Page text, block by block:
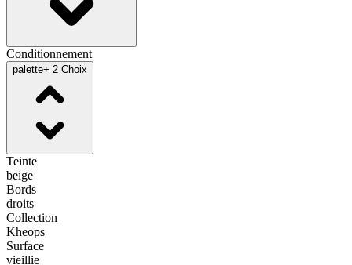
Conditionnement
palette+ 2 Choix
Teinte
beige
Bords
droits
Collection
Kheops
Surface
vieillie